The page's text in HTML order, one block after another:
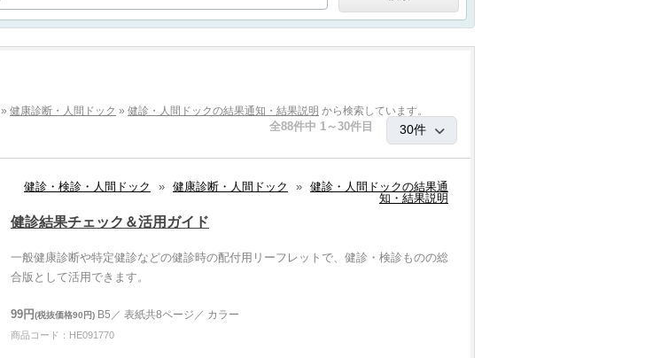
» 健康診断・人間ドック » 健診・人間ドックの結果通知・結果説明 から検索しています。
全88件中 1～30件目
健診・検診・人間ドック » 健康診断・人間ドック » 健診・人間ドックの結果通
知・結果説明
健診結果チェック＆活用ガイド
一般健康診断や特定健診などの健診時の配付用リーフレットで、健診・検診ものの総
合版として活用できます。
99円(税抜価格90円) B5／ 表紙共8ページ／ カラー
商品コード：HE091770